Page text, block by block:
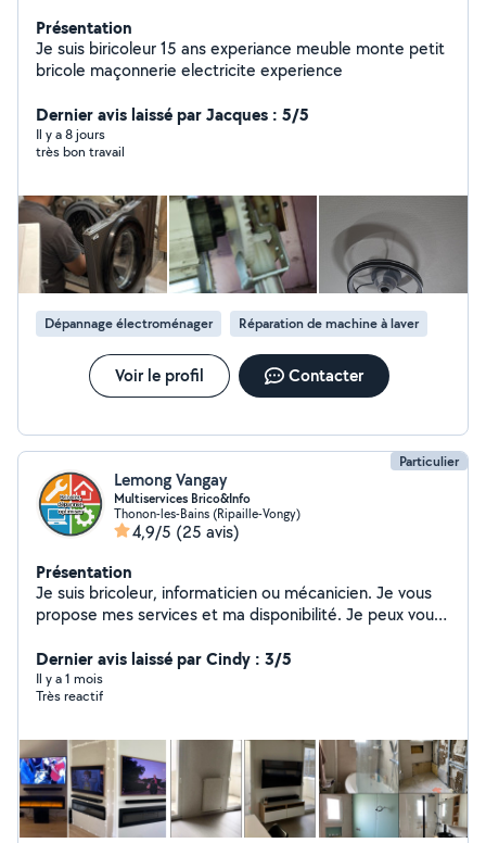
Présentation
Je suis biricoleur 15 ans experiance meuble monte petit
bricole maçonnerie electricite experience
Dernier avis laissé par Jacques : 5/5
Il y a 8 jours
très bon travail
Dépannage électroménager Réparation de machine à laver
Voir le profil Contacter
Particulier
Lemong Vangay
Multiservices Brico&Info
Thonon-les-Bains (Ripaille-Vongy)
4,9/5 (25 avis)
Présentation
Je suis bricoleur, informaticien ou mécanicien. Je vous
propose mes services et ma disponibilité. Je peux vous
un premier temps de diagnostiquer ensemble votre
demande. Mes exemples de services: Installer une prise
électrique, poser du parquet flottant, installer une
de frein, installer ou configurer un poste de travail
informatique,...
Dernier avis laissé par Cindy : 3/5
Il y a 1 mois
Très reactif